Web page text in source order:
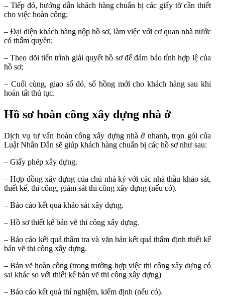
– Tiếp đó, hướng dẫn khách hàng chuẩn bị các giấy tờ cần thiết
cho việc hoàn công;
– Đại diện khách hàng nộp hồ sơ, làm việc với cơ quan nhà nước
có thẩm quyền;
– Theo dõi tiến trình giải quyết hồ sơ để đảm bảo tính hợp lệ của
hồ sơ;
– Cuối cùng, giao sổ đỏ, sổ hồng mới cho khách hàng sau khi
hoàn tất thủ tục.
Hồ sơ hoàn công xây dựng nhà ở
Dịch vụ tư vấn hoàn công xây dựng nhà ở nhanh, trọn gói của
Luật Nhân Dân sẽ giúp khách hàng chuẩn bị các hồ sơ như sau:
– Giấy phép xây dựng.
– Hợp đồng xây dựng của chủ nhà ký với các nhà thầu khảo sát,
thiết kế, thi công, giám sát thi công xây dựng (nếu có).
– Báo cáo kết quả khảo sát xây dựng.
– Hồ sơ thiết kế bản vẽ thi công xây dựng.
– Báo cáo kết quả thẩm tra và văn bản kết quả thẩm định thiết kế
bản vẽ thi công xây dựng.
– Bản vẽ hoàn công (trong trường hợp việc thi công xây dựng có
sai khác so với thiết kế bản vẽ thi công xây dựng)
– Báo cáo kết quả thí nghiệm, kiểm định (nếu có).